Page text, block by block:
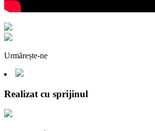
Urmărește-ne
Realizat cu sprijinul